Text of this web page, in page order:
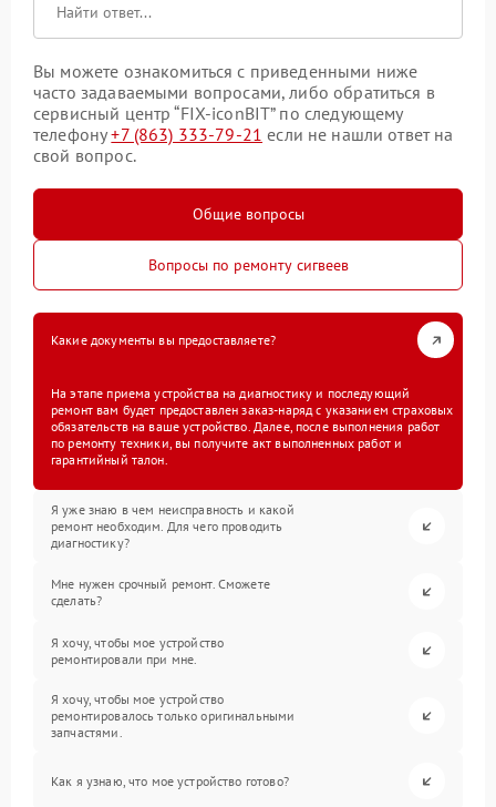
Вы можете ознакомиться с приведенными ниже
часто задаваемыми вопросами, либо обратиться в
сервисный центр “FIX-iconBIT” по следующему
телефону+7 (863) 333-79-21 если не нашли ответ на
свой вопрос.
Общие вопросы
Вопросы по ремонту сигвеев
Какие документы вы предоставляете?
На этапе приема устройства на диагностику и последующий
ремонт вам будет предоставлен заказ-наряд с указанием страховых
обязательств на ваше устройство. Далее, после выполнения работ
по ремонту техники, вы получите акт выполненных работ и
гарантийный талон.
Я уже знаю в чем неисправность и какой
ремонт необходим. Для чего проводить
диагностику?
Мне нужен срочный ремонт. Сможете
сделать?
Я хочу, чтобы мое устройство
ремонтировали при мне.
Я хочу, чтобы мое устройство
ремонтировалось только оригинальными
запчастями.
Как я узнаю, что мое устройство готово?